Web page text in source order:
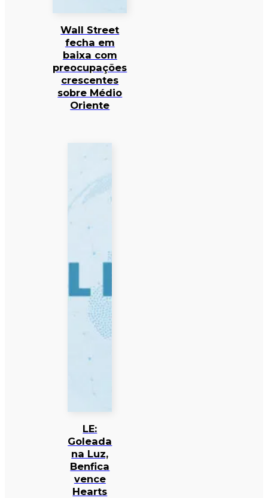
Wall Street
fecha em
baixa com
preocupações
crescentes
sobre Médio
Oriente
LE:
Goleada
na Luz,
Benfica
vence
Hearts